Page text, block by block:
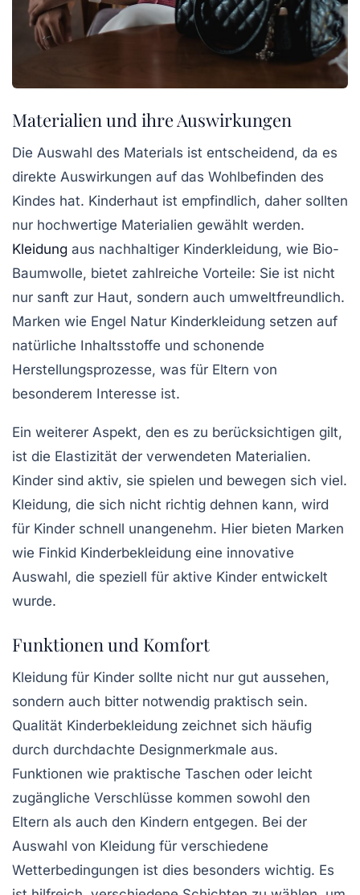
Materialien und ihre Auswirkungen
Die Auswahl des Materials ist entscheidend, da es
direkte Auswirkungen auf das Wohlbefinden des
Kindes hat. Kinderhaut ist empfindlich, daher sollten
nur hochwertige Materialien gewählt werden.
Kleidung aus nachhaltiger Kinderkleidung, wie Bio-
Baumwolle, bietet zahlreiche Vorteile: Sie ist nicht
nur sanft zur Haut, sondern auch umweltfreundlich.
Marken wie Engel Natur Kinderkleidung setzen auf
natürliche Inhaltsstoffe und schonende
Herstellungsprozesse, was für Eltern von
besonderem Interesse ist.
Ein weiterer Aspekt, den es zu berücksichtigen gilt,
ist die Elastizität der verwendeten Materialien.
Kinder sind aktiv, sie spielen und bewegen sich viel.
Kleidung, die sich nicht richtig dehnen kann, wird
für Kinder schnell unangenehm. Hier bieten Marken
wie Finkid Kinderbekleidung eine innovative
Auswahl, die speziell für aktive Kinder entwickelt
wurde.
Funktionen und Komfort
Kleidung für Kinder sollte nicht nur gut aussehen,
sondern auch bitter notwendig praktisch sein.
Qualität Kinderbekleidung zeichnet sich häufig
durch durchdachte Designmerkmale aus.
Funktionen wie praktische Taschen oder leicht
zugängliche Verschlüsse kommen sowohl den
Eltern als auch den Kindern entgegen. Bei der
Auswahl von Kleidung für verschiedene
Wetterbedingungen ist dies besonders wichtig. Es